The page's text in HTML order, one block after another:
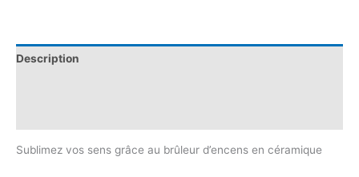
Description
Sublimez vos sens grâce au brûleur d’encens en céramique